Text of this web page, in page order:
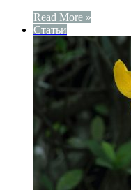
Read More »
Статьи